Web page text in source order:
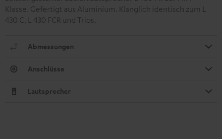
Klasse. Gefertigt aus Aluminium. Klanglich identisch zum L
430 C, L 430 FCR und Trios.
Abmessungen
Anschlüsse
Lautsprecher